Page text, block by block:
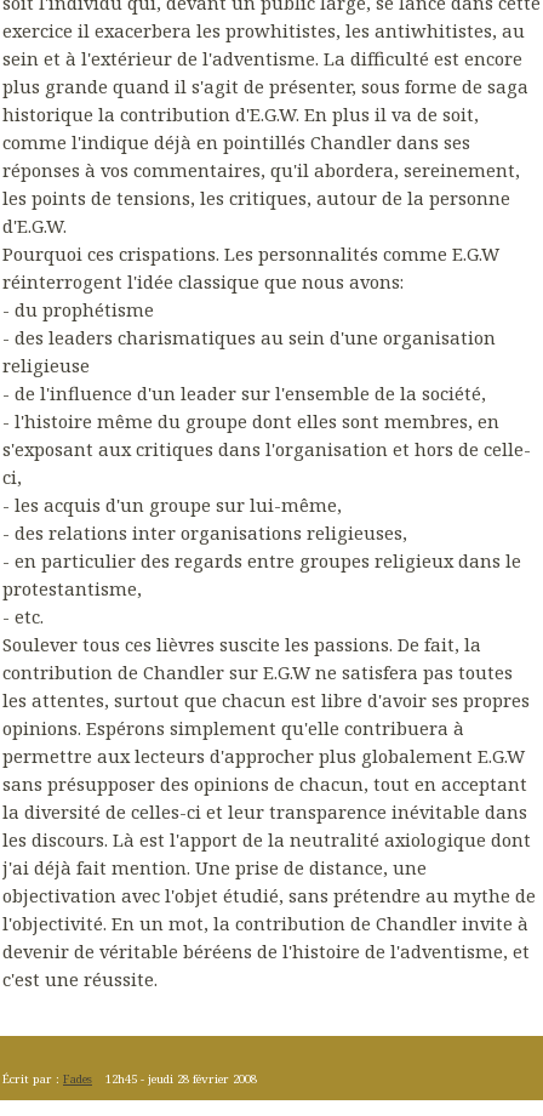
exercice il exacerbera les prowhitistes, les antiwhitistes, au
sein et à l'extérieur de l'adventisme. La difficulté est encore
plus grande quand il s'agit de présenter, sous forme de saga
historique la contribution d'E.G.W. En plus il va de soit,
comme l'indique déjà en pointillés Chandler dans ses
réponses à vos commentaires, qu'il abordera, sereinement,
les points de tensions, les critiques, autour de la personne
d'E.G.W.
Pourquoi ces crispations. Les personnalités comme E.G.W
réinterrogent l'idée classique que nous avons:
- du prophétisme
- des leaders charismatiques au sein d'une organisation
religieuse
- de l'influence d'un leader sur l'ensemble de la société,
- l'histoire même du groupe dont elles sont membres, en
s'exposant aux critiques dans l'organisation et hors de celle-
ci,
- les acquis d'un groupe sur lui-même,
- des relations inter organisations religieuses,
- en particulier des regards entre groupes religieux dans le
protestantisme,
- etc.
Soulever tous ces lièvres suscite les passions. De fait, la
contribution de Chandler sur E.G.W ne satisfera pas toutes
les attentes, surtout que chacun est libre d'avoir ses propres
opinions. Espérons simplement qu'elle contribuera à
permettre aux lecteurs d'approcher plus globalement E.G.W
sans présupposer des opinions de chacun, tout en acceptant
la diversité de celles-ci et leur transparence inévitable dans
les discours. Là est l'apport de la neutralité axiologique dont
j'ai déjà fait mention. Une prise de distance, une
objectivation avec l'objet étudié, sans prétendre au mythe de
l'objectivité. En un mot, la contribution de Chandler invite à
devenir de véritable béréens de l'histoire de l'adventisme, et
c'est une réussite.
Écrit par : Fades 12h45 -jeudi 28 février 2008